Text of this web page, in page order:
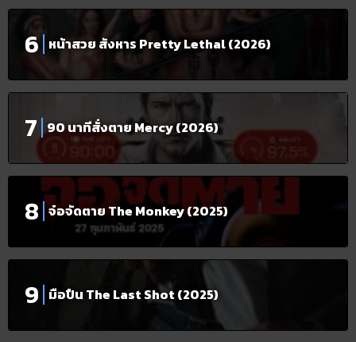
หน้าสวย สังหาร Pretty Lethal (2026)
90 นาทีสั่งตาย Mercy (2026)
จ๋อจัดตาย The Monkey (2025)
มือปืน The Last Shot (2025)